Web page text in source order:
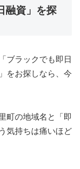
融資」を探
ブラックでも即日
をお探しなら、今
町の地域名と「即
気持ちは痛いほど